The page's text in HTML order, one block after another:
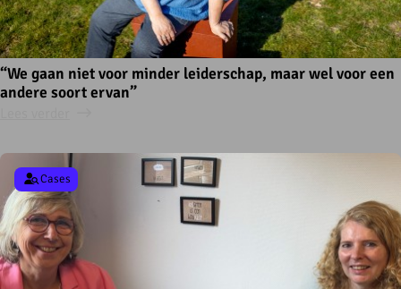
“We gaan niet voor minder leiderschap, maar wel voor een
andere soort ervan”
Cases